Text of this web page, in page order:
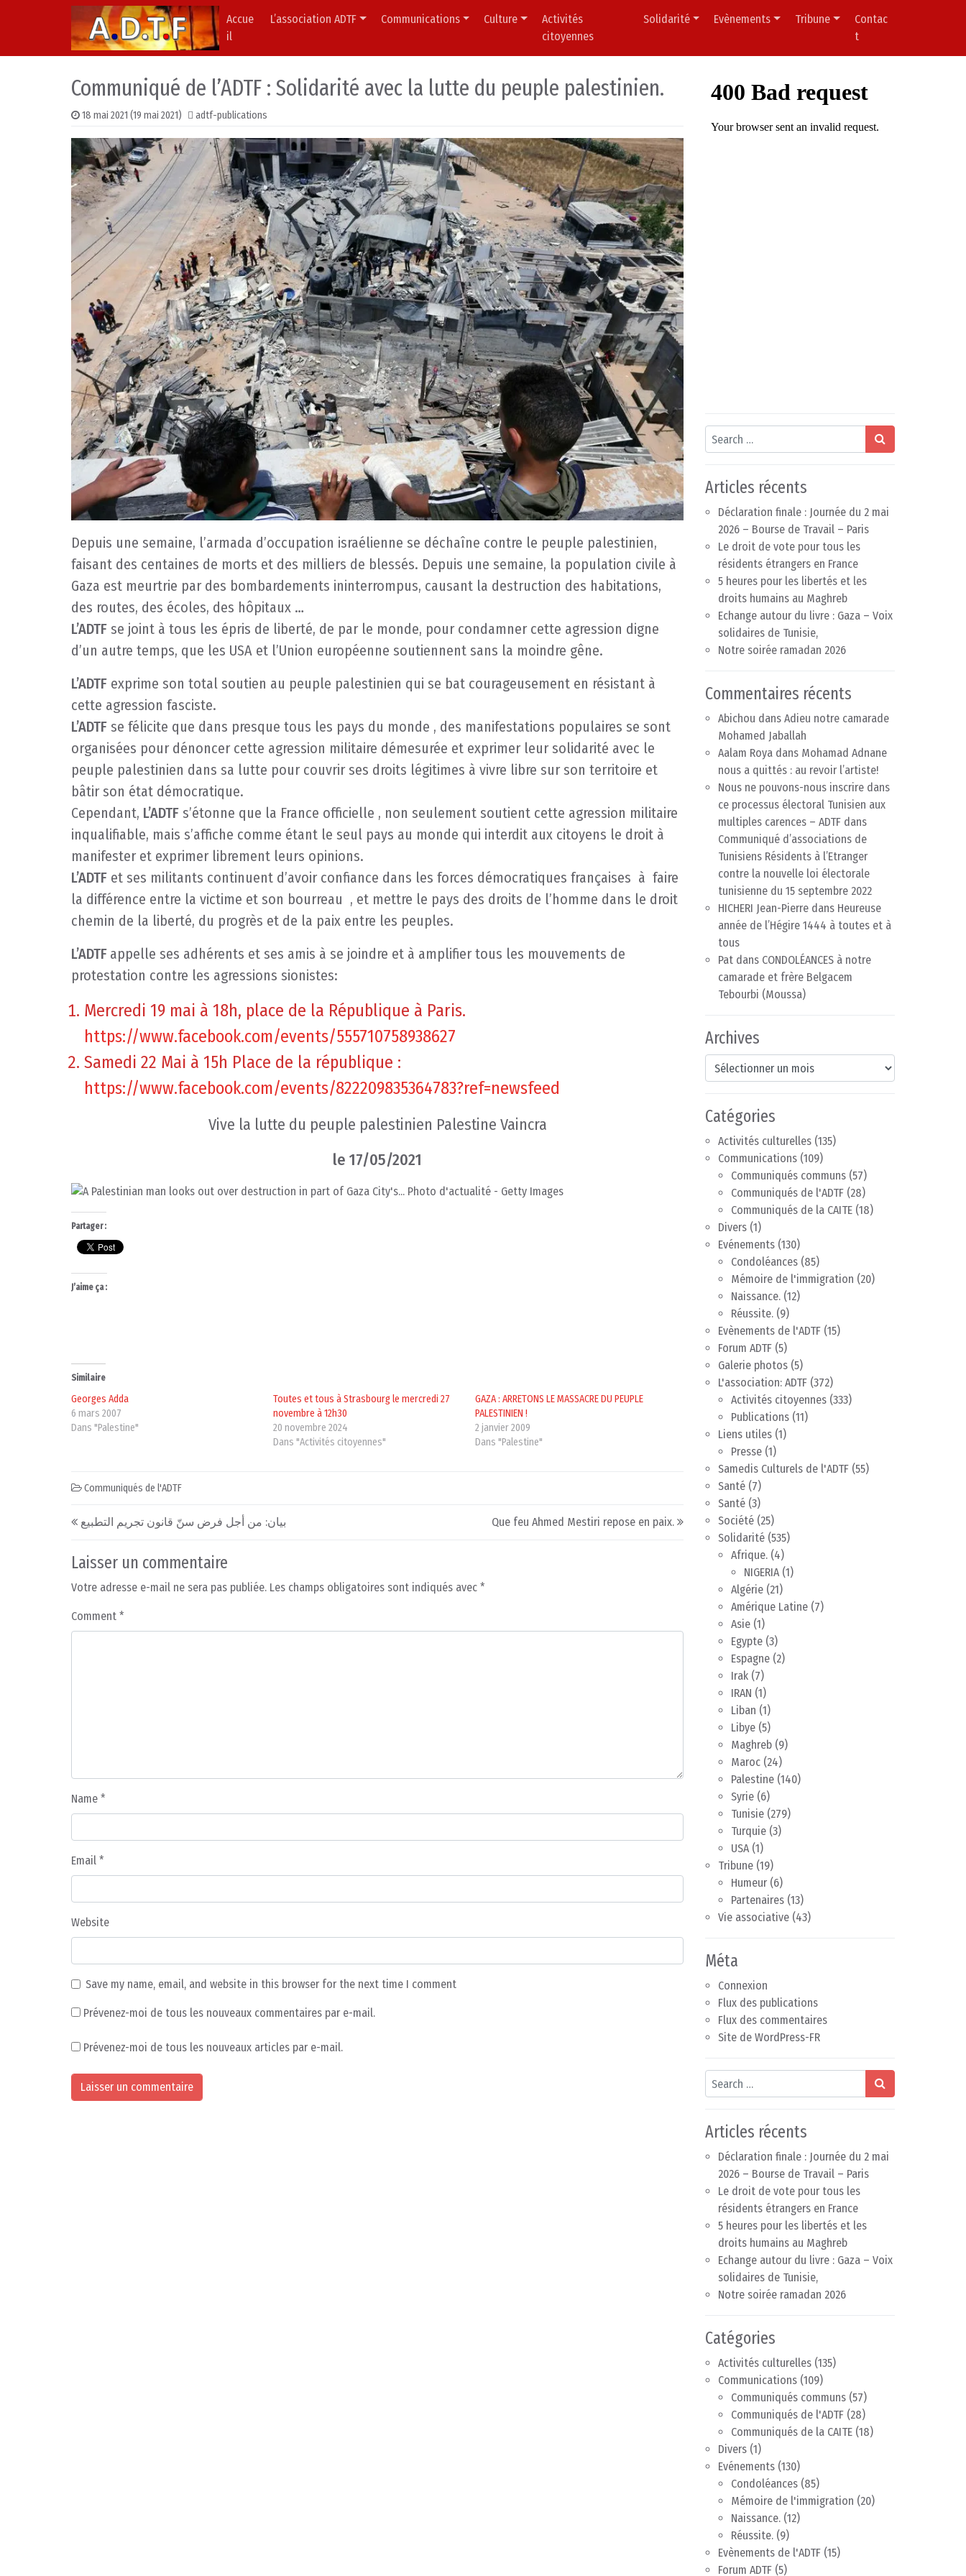
Skip to content
Main Navigation
Accue
il
L’association ADTF Communications Culture
Activités
citoyennes
Solidarité Evènements Tribune
Contac
t
Communiqué de l’ADTF : Solidarité avec la lutte du peuple palestinien.
18 mai 2021 (19 mai 2021) adtf-publications
Depuis une semaine, l’armada d’occupation israélienne se déchaîne contre le peuple palestinien,
faisant des centaines de morts et des milliers de blessés. Depuis une semaine, la population civile à
Gaza est meurtrie par des bombardements ininterrompus, causant la destruction des habitations,
des routes, des écoles, des hôpitaux …
L’ADTF se joint à tous les épris de liberté, de par le monde, pour condamner cette agression digne
d’un autre temps, que les USA et l’Union européenne soutiennent sans la moindre gêne.
L’ADTF exprime son total soutien au peuple palestinien qui se bat courageusement en résistant à
cette agression fasciste.
L’ADTF se félicite que dans presque tous les pays du monde , des manifestations populaires se sont
organisées pour dénoncer cette agression militaire démesurée et exprimer leur solidarité avec le
peuple palestinien dans sa lutte pour couvrir ses droits légitimes à vivre libre sur son territoire et
bâtir son état démocratique.
Cependant, L’ADTF s’étonne que la France officielle , non seulement soutient cette agression militaire
inqualifiable, mais s’affiche comme étant le seul pays au monde qui interdit aux citoyens le droit à
manifester et exprimer librement leurs opinions.
L’ADTF et ses militants continuent d’avoir confiance dans les forces démocratiques françaises à faire
la différence entre la victime et son bourreau , et mettre le pays des droits de l’homme dans le droit
chemin de la liberté, du progrès et de la paix entre les peuples.
L’ADTF appelle ses adhérents et ses amis à se joindre et à amplifier tous les mouvements de
protestation contre les agressions sionistes:
Mercredi 19 mai à 18h, place de la République à Paris.
https://www.facebook.com/events/555710758938627
Samedi 22 Mai à 15h Place de la république :
https://www.facebook.com/events/822209835364783?ref=newsfeed
Vive la lutte du peuple palestinien Palestine Vaincra
le 17/05/2021
Partager :
J’aime ça :
Similaire
Georges Adda
6 mars 2007
Dans "Palestine"
Toutes et tous à Strasbourg le mercredi 27
novembre à 12h30
20 novembre 2024
Dans "Activités citoyennes"
GAZA : ARRETONS LE MASSACRE DU PEUPLE
PALESTINIEN !
2 janvier 2009
Dans "Palestine"
Communiqués de l'ADTF
Post navigation
بيان: من أجل فرض سنّ قانون تجريم التطبيع Que feu Ahmed Mestiri repose en paix.
Laisser un commentaire
Votre adresse e-mail ne sera pas publiée. Les champs obligatoires sont indiqués avec *
Comment *
Name *
Email *
Website
Save my name, email, and website in this browser for the next time I comment
Prévenez-moi de tous les nouveaux commentaires par e-mail.
Prévenez-moi de tous les nouveaux articles par e-mail.
Search
Articles récents
Déclaration finale : Journée du 2 mai
2026 – Bourse de Travail – Paris
Le droit de vote pour tous les
résidents étrangers en France
5 heures pour les libertés et les
droits humains au Maghreb
Echange autour du livre : Gaza – Voix
solidaires de Tunisie,
Notre soirée ramadan 2026
Commentaires récents
Abichou dans Adieu notre camarade
Mohamed Jaballah
Aalam Roya dans Mohamad Adnane
nous a quittés : au revoir l’artiste!
Nous ne pouvons-nous inscrire dans
ce processus électoral Tunisien aux
multiples carences – ADTF dans
Communiqué d’associations de
Tunisiens Résidents à l’Etranger
contre la nouvelle loi électorale
tunisienne du 15 septembre 2022
HICHERI Jean-Pierre dans Heureuse
année de l’Hégire 1444 à toutes et à
tous
Pat dans CONDOLÉANCES à notre
camarade et frère Belgacem
Tebourbi (Moussa)
Archives
Archives
Catégories
Activités culturelles (135)
Communications (109)
Communiqués communs (57)
Communiqués de l'ADTF (28)
Communiqués de la CAITE (18)
Divers (1)
Evénements (130)
Condoléances (85)
Mémoire de l'immigration (20)
Naissance. (12)
Réussite. (9)
Evènements de l'ADTF (15)
Forum ADTF (5)
Galerie photos (5)
L'association: ADTF (372)
Activités citoyennes (333)
Publications (11)
Liens utiles (1)
Presse (1)
Samedis Culturels de l'ADTF (55)
Santé (7)
Santé (3)
Société (25)
Solidarité (535)
Afrique. (4)
NIGERIA(1)
Algérie (21)
Amérique Latine (7)
Asie (1)
Egypte (3)
Espagne (2)
Irak (7)
IRAN (1)
Liban (1)
Libye (5)
Maghreb (9)
Maroc (24)
Palestine (140)
Syrie (6)
Tunisie (279)
Turquie (3)
USA(1)
Tribune (19)
Humeur (6)
Partenaires (13)
Vie associative (43)
Méta
Connexion
Flux des publications
Flux des commentaires
Site de WordPress-FR
Search
Articles récents
Déclaration finale : Journée du 2 mai
2026 – Bourse de Travail – Paris
Le droit de vote pour tous les
résidents étrangers en France
5 heures pour les libertés et les
droits humains au Maghreb
Echange autour du livre : Gaza – Voix
solidaires de Tunisie,
Notre soirée ramadan 2026
Catégories
Activités culturelles (135)
Communications (109)
Communiqués communs (57)
Communiqués de l'ADTF (28)
Communiqués de la CAITE (18)
Divers (1)
Evénements (130)
Condoléances (85)
Mémoire de l'immigration (20)
Naissance. (12)
Réussite. (9)
Evènements de l'ADTF (15)
Forum ADTF (5)